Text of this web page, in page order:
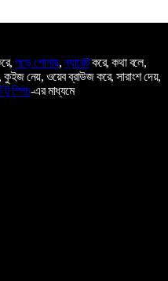
পড়ে শোনায়,ন্যারেটকরে, কথা বলে,
নেয়, ওয়েব ব্রাউজ করে, সারাংশ দেয়,
টু স্পিচ-এর মাধ্যমে